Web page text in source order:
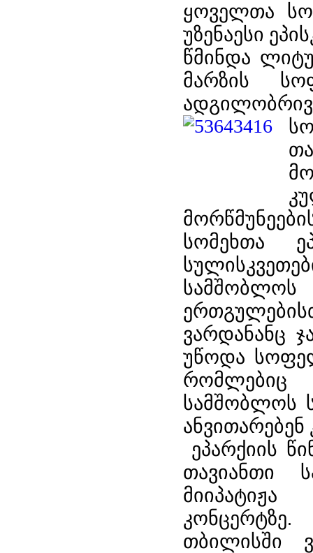
ყოველთა
უზენაესი
წმინდა
მარზის
სომეხთა
ვარდანანც
უწოდა
სამშობლოს
ეპარქიის
თავიანთი
კონცერტზე.
თბილისში